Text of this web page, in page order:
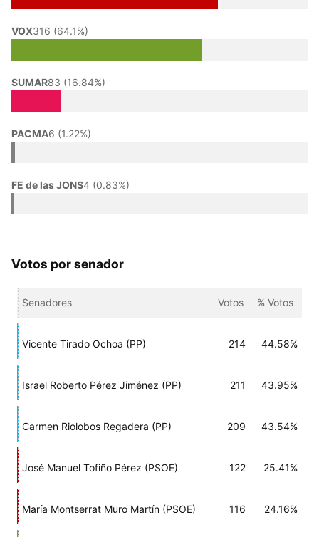
VOX316 (64.1%)
SUMAR83 (16.84%)
PACMA6 (1.22%)
FE de las JONS4 (0.83%)
Votos por senador
Senadores Votos % Votos
Vicente Tirado Ochoa (PP) 214 44.58%
Israel Roberto Pérez Jiménez (PP) 211 43.95%
Carmen Riolobos Regadera (PP) 209 43.54%
José Manuel Tofiño Pérez (PSOE) 122 25.41%
María Montserrat Muro Martín (PSOE) 116 24.16%